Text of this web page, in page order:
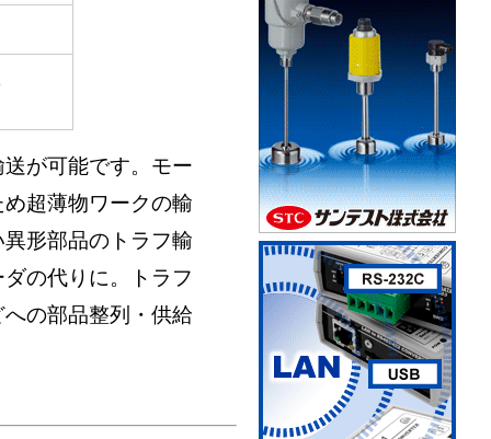
が可能です。モー
超薄物ワークの輸
形部品のトラフ輸
の代りに。トラフ
の部品整列・供給